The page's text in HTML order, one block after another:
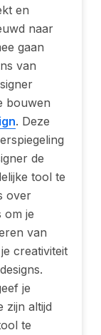
en
naar
gaan
van
bouwen
. Deze
de
tool te
over
om je
van
creativiteit
je
zijn altijd
te